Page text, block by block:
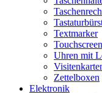
Textmarker
Uhren mit
Zettelboxen
Elektronik